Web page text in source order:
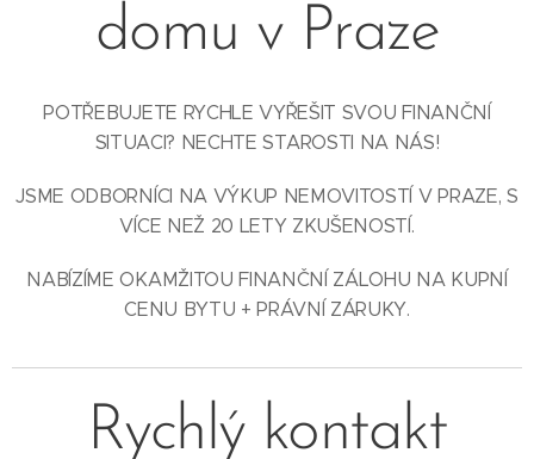
domu v Praze
POTŘEBUJETE RYCHLE VYŘEŠIT SVOU FINANČNÍ
SITUACI? NECHTE STAROSTI NA NÁS!
JSME ODBORNÍCI NA VÝKUP NEMOVITOSTÍ V PRAZE, S
VÍCE NEŽ 20 LETY ZKUŠENOSTÍ.
NABÍZÍME OKAMŽITOU FINANČNÍ ZÁLOHU NA KUPNÍ
CENU BYTU + PRÁVNÍ ZÁRUKY.
Rychlý kontakt